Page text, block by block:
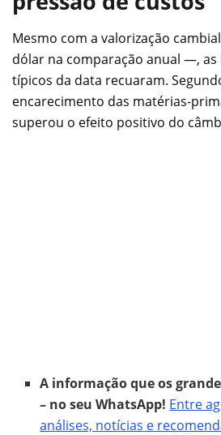
Mesmo com a valorização
dólar na comparação anual —,
típicos da data recuaram.
encarecimento das matérias-
superou o efeito positivo do
A informação que os
– no seu WhatsApp! Entre
análises, notícias e